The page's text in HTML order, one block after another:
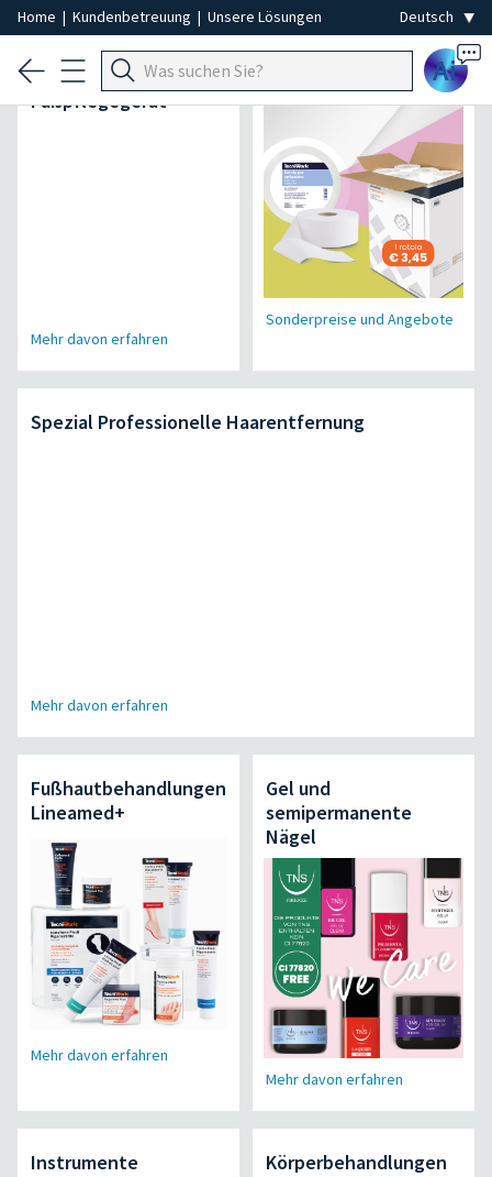
Home | Kundenbetreuung | Unsere Lösungen
Ai
Air Power Pro
Fußpflegegerät
Mehr davon erfahren
Sonderpreise und Angebote
Spezial Professionelle Haarentfernung
Mehr davon erfahren
Fußhautbehandlungen
Lineamed+
Mehr davon erfahren
Gel und
semipermanente
Nägel
Mehr davon erfahren
Instrumente Körperbehandlungen